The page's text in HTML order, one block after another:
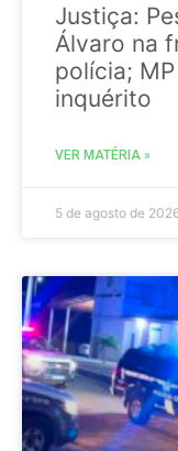
Justiça:
Álvaro na
polícia;
inquérito
VER MATÉRIA »
5 de agosto de